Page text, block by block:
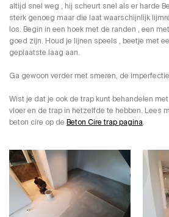
altijd snel weg , hij scheurt snel als er harde
sterk genoeg maar die laat waarschijnlijk
los. Begin in een hoek met de randen , een
goed zijn. Houd je lijnen speels , beetje met
geplaatste laag aan.
Ga gewoon verder met smeren, de
Wist je dat je ook de trap kunt behandelen
vloer en de trap in hetzelfde te hebben. Lees
beton cire op de Beton Cire trap pagina.